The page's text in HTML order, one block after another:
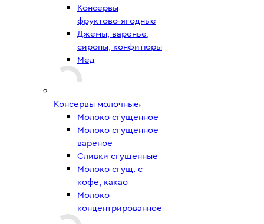
Консервы
фруктово-ягодные
Джемы, варенье,
сиропы, конфитюры
Мед
Консервы молочные
Молоко сгущенное
Молоко сгущенное
вареное
Сливки сгущенные
Молоко сгущ. с
кофе, какао
Молоко
концентрированное